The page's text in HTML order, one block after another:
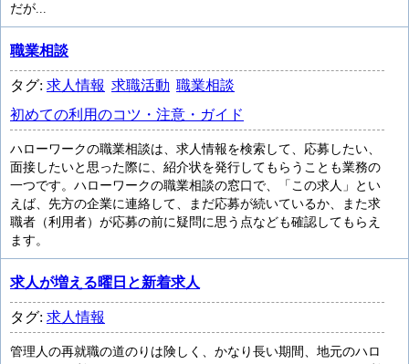
だが...
職業相談
タグ: 求人情報 求職活動 職業相談
初めての利用のコツ・注意・ガイド
ハローワークの職業相談は、求人情報を検索して、応募したい、
面接したいと思った際に、紹介状を発行してもらうことも業務の
一つです。ハローワークの職業相談の窓口で、「この求人」とい
えば、先方の企業に連絡して、まだ応募が続いているか、また求
職者（利用者）が応募の前に疑問に思う点なども確認してもらえ
ます。
求人が増える曜日と新着求人
タグ: 求人情報
管理人の再就職の道のりは険しく、かなり長い期間、地元のハロ